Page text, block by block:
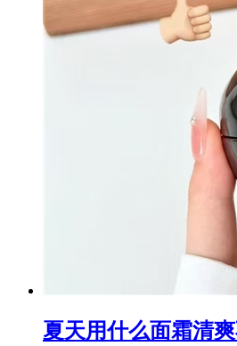
夏天用什么面霜清